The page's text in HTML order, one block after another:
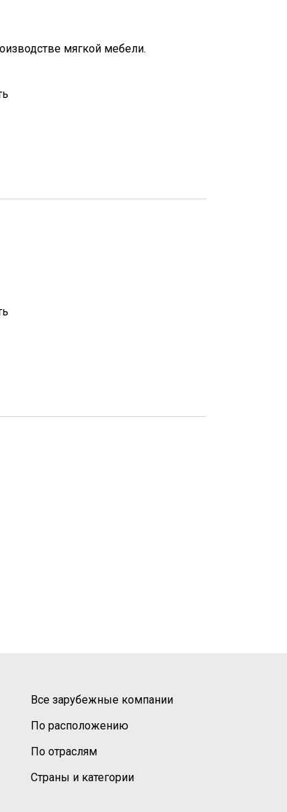
мягкой мебели.
Все зарубежные компании
По расположению
По отраслям
Страны и категории